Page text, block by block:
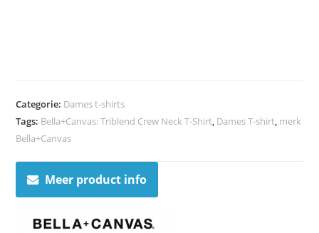
Categorie: Dames t-shirts
Tags: Bella+Canvas: Triblend Crew Neck T-Shirt, Dames T-shirt, merk
Bella+Canvas
Meer product info